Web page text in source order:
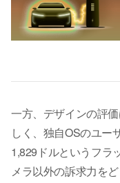
一方、デザインの評
しく、独自OSのユー
1,829ドルというフラ
メラ以外の訴求力を